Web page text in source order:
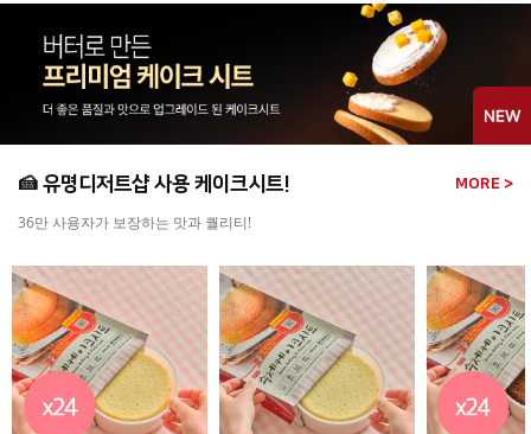
🍰 유명디저트샵 사용 케이크시트! MORE >
36만 사용자가 보장하는 맛과 퀄리티!